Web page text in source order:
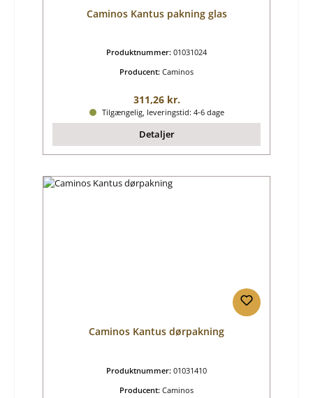
Caminos Kantus pakning glas
Produktnummer: 01031024
Producent: Caminos
Almindelig pris:
311,26 kr.
Tilgængelig, leveringstid: 4-6 dage
Detaljer
Caminos Kantus dørpakning
Produktnummer: 01031410
Producent: Caminos